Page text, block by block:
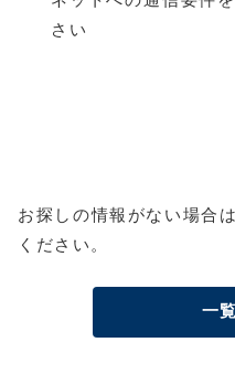
さい
お探しの情報がない場合は
ください 。
一